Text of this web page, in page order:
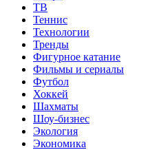
ТВ
Теннис
Технологии
Тренды
Фигурное катание
Фильмы и сериалы
Футбол
Хоккей
Шахматы
Шоу-бизнес
Экология
Экономика